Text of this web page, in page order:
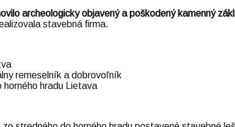
archeologicky objavený a poškodený kamenný
stavebná firma.
remeselník a dobrovoľník
hradu Lietava